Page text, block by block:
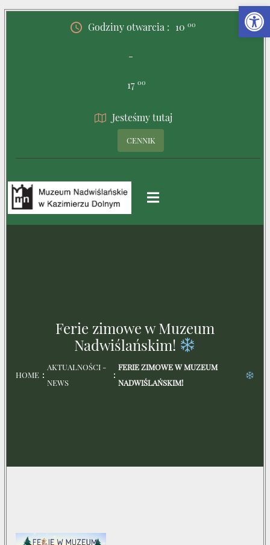
Godziny otwarcia : 10 00
-
17 00
Jesteśmy tutaj
CENNIK
Ferie zimowe w Muzeum
Nadwiślańskim!
HOME
AKTUALNOŚCI -
NEWS
FERIE ZIMOWE W MUZEUM
NADWIŚLAŃSKIM!